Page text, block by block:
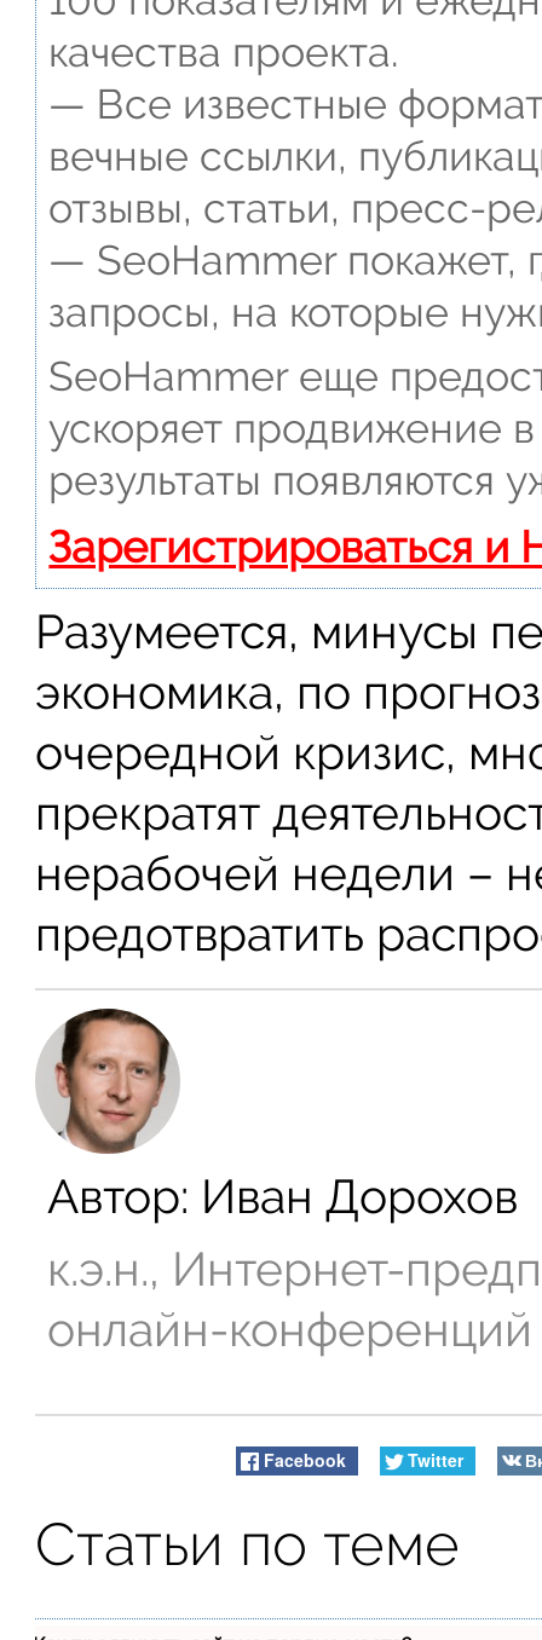
качества проекта.
— Все известные
вечные ссылки,
отзывы, статьи, пресс-
— SeoHammer покажет,
запросы, на которые
SeoHammer еще
ускоряет продвижение
результаты появляются
Зарегистрироваться и
Разумеется, минусы
экономика, по
очередной кризис,
прекратят
нерабочей недели –
предотвратить
Автор: Иван Дорохов
к.э.н., Интернет-
онлайн-конференций
Facebook Twitter
Статьи по теме